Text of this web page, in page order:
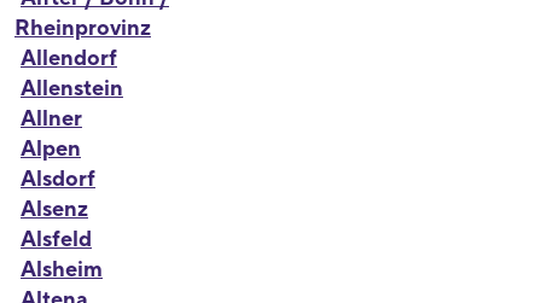
Rheinprovinz
Allendorf
Allenstein
Allner
Alpen
Alsdorf
Alsenz
Alsfeld
Alsheim